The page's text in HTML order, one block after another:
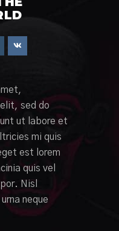
sed do
ut labore et
mi quis
est lorem
quis vel
Nisl
neque